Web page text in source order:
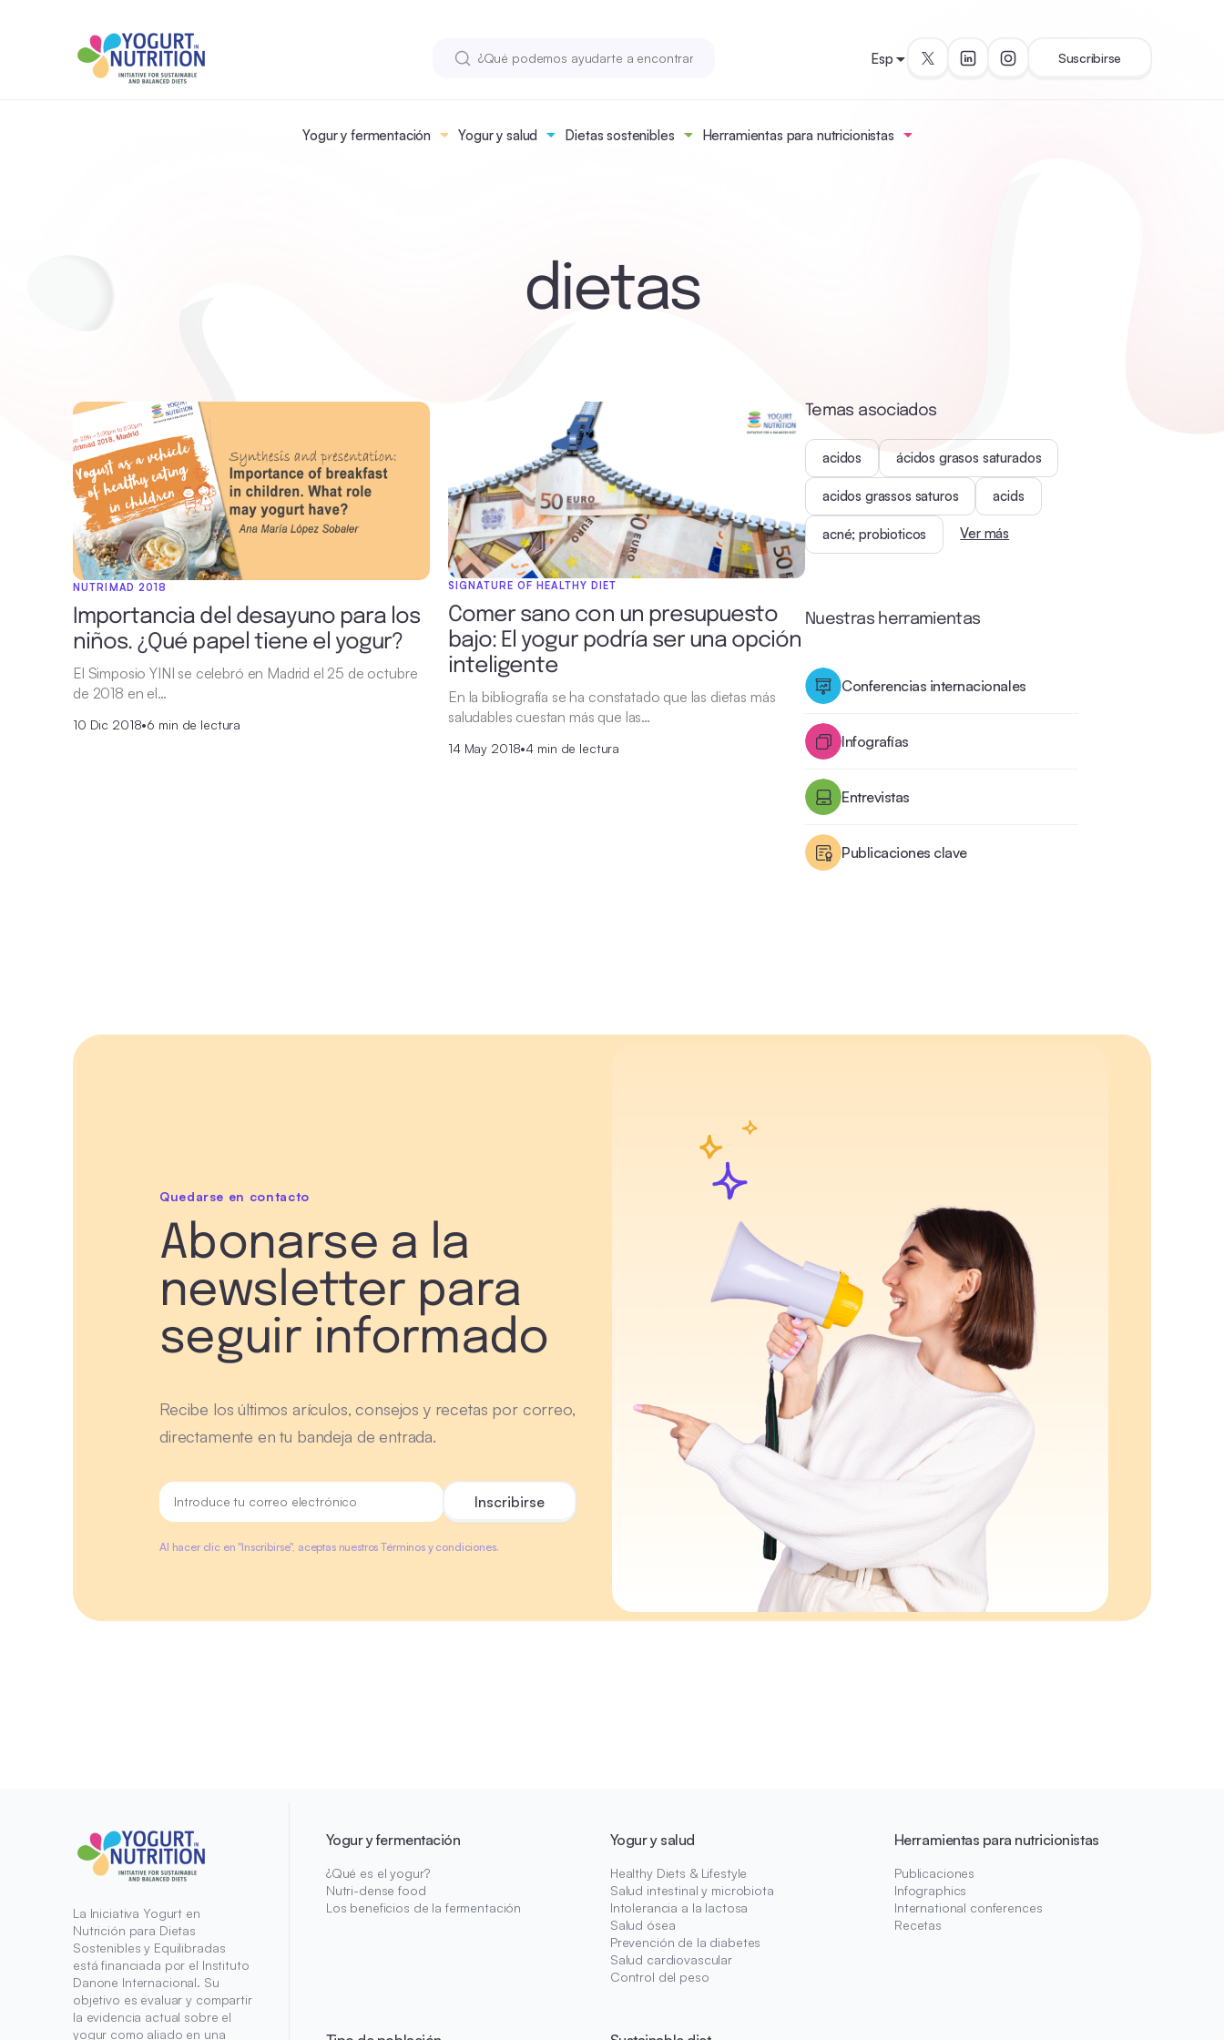
Yogur y fermentación Yogur y salud Dietas sostenibles Herramientas para nutricionistas
Esp Suscribirse
dietas
NUTRIMAD 2018
Importancia del desayuno para los
niños. ¿Qué papel tiene el yogur?
El Simposio YINI se celebró en Madrid el 25 de octubre
de 2018 en el…
10 Dic 2018•6 min de lectura
SIGNATURE OF HEALTHY DIET
Comer sano con un presupuesto
bajo: El yogur podría ser una opción
inteligente
En la bibliografía se ha constatado que las dietas más
saludables cuestan más que las…
14 May 2018•4 min de lectura
Temas asociados
acidos ácidos grasos saturados
acidos grassos saturos acids
acné; probioticos Ver más
Nuestras herramientas
Conferencias internacionales
Infografías
Entrevistas
Publicaciones clave
Quedarse en contacto
Abonarse a la
newsletter para
seguir informado
Recibe los últimos arículos, consejos y recetas por correo,
directamente en tu bandeja de entrada.
Al hacer clic en "Inscribirse", aceptas nuestros Términos y condiciones.
Yogur y fermentación
¿Qué es el yogur?
Nutri-dense food
Los beneficios de la fermentación
Yogur y salud
Healthy Diets & Lifestyle
Salud intestinal y microbiota
Intolerancia a la lactosa
Salud ósea
Prevención de la diabetes
Salud cardiovascular
Control del peso
Herramientas para nutricionistas
Publicaciones
Infographics
International conferences
Recetas
La Iniciativa Yogurt en
Nutrición para Dietas
Sostenibles y Equilibradas
está financiada por el Instituto
Danone Internacional. Su
objetivo es evaluar y compartir
la evidencia actual sobre el
yogur como aliado en una